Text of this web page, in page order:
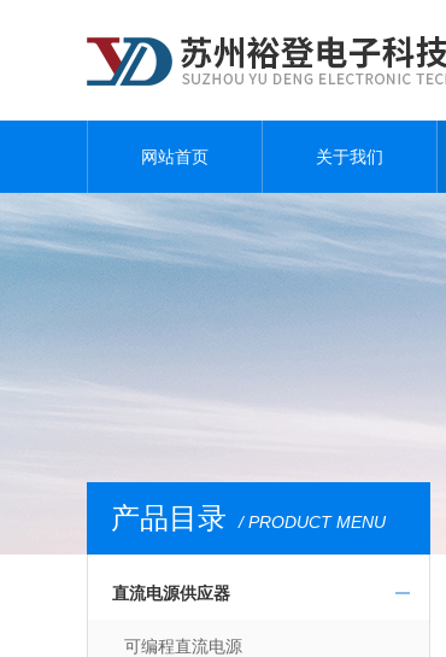
网站首页 关于我们
产品目录 / PRODUCT MENU
直流电源供应器
可编程直流电源